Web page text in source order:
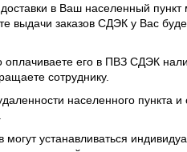
в Ваш населенный пункт
выдачи заказов СДЭК у Вас
оплачиваете его в ПВЗ СДЭК
сотруднику.
населенного пункта и
могут устанавливаться